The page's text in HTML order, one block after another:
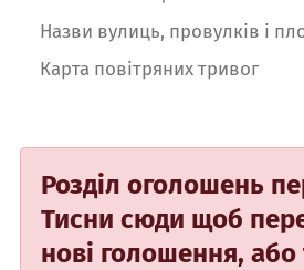
Назви вулиць, провулків і
Карта повітряних тривог
Розділ оголошень
Тисни сюди щоб
нові голошення, або